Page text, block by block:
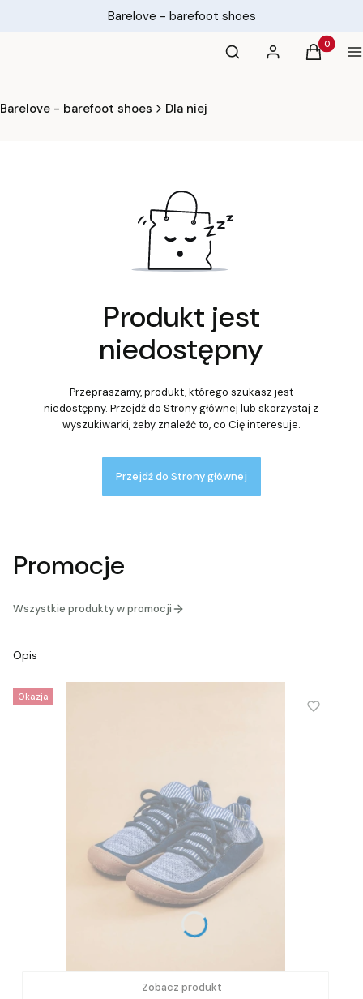
Barelove - barefoot shoes
Otwórz wyszukiwarkę
Szukaj Zaloguj sięProdukty
Koszyk
Barelove - barefoot shoes Dla niej
Produkt jest
niedostępny
Przepraszamy, produkt, którego szukasz jest
niedostępny. Przejdź do Strony głównej lub skorzystaj z
wyszukiwarki, żeby znaleźć to, co Cię interesuje.
Przejdź do Strony głównej
Promocje
Wszystkie produkty w promocji
Opis
Okazja
Zobacz produkt